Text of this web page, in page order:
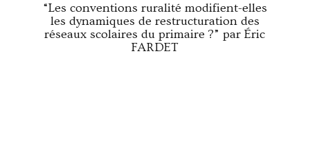
“Les conventions ruralité modifient-elles
les dynamiques de restructuration des
réseaux scolaires du primaire ?” par Éric
FARDET